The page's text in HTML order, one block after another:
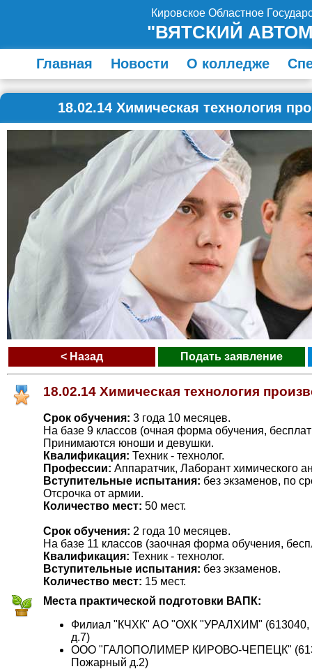
Кировское Областное
"ВЯТСКИЙ
Главная Новости О колледже
18.02.14 Химическая технология
< Назад Подать заявление
18.02.14 Химическая технология
Срок обучения: 3 года 10 месяцев.
На базе 9 классов (очная форма обучения,
Принимаются юноши и девушки.
Квалификация: Техник - технолог.
Профессии: Аппаратчик, Лаборант химического
Вступительные испытания: без экзаменов, по
Отсрочка от армии.
Количество мест: 50 мест.
Срок обучения: 2 года 10 месяцев.
На базе 11 классов (заочная форма обучения,
Квалификация: Техник - технолог.
Вступительные испытания: без экзаменов.
Количество мест: 15 мест.
Места практической подготовки ВАПК:
Филиал "КЧХК" АО "ОХК "УРАЛХИМ" (613040,
д.7)
ООО "ГАЛОПОЛИМЕР КИРОВО-ЧЕПЕЦК"
Пожарный д.2)